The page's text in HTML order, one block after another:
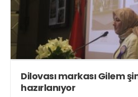
Dilovası markası Gilem şimdi ihracata
hazırlanıyor